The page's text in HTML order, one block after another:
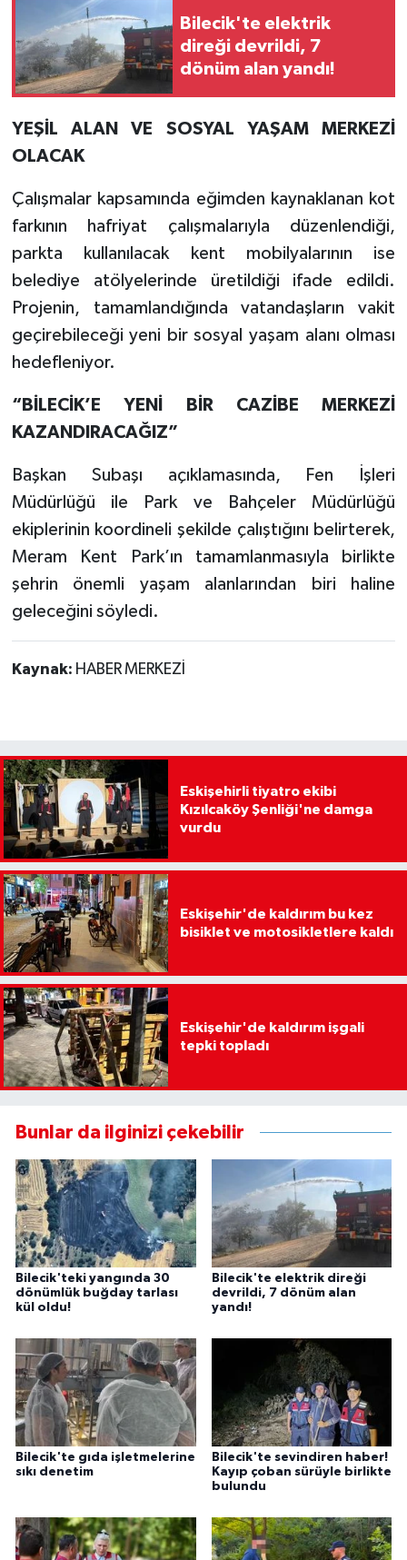
Bilecik'te elektrik
direği devrildi, 7
dönüm alan yandı!
YEŞİL ALAN VE SOSYAL YAŞAM MERKEZİ
OLACAK
Çalışmalar kapsamında eğimden kaynaklanan kot
farkının hafriyat çalışmalarıyla düzenlendiği,
parkta kullanılacak kent mobilyalarının ise
belediye atölyelerinde üretildiği ifade edildi.
Projenin, tamamlandığında vatandaşların vakit
geçirebileceği yeni bir sosyal yaşam alanı olması
hedefleniyor.
“BİLECİK’E YENİ BİR CAZİBE MERKEZİ
KAZANDIRACAĞIZ”
Başkan Subaşı açıklamasında, Fen İşleri
Müdürlüğü ile Park ve Bahçeler Müdürlüğü
ekiplerinin koordineli şekilde çalıştığını belirterek,
Meram Kent Park’ın tamamlanmasıyla birlikte
şehrin önemli yaşam alanlarından biri haline
geleceğini söyledi.
Kaynak: HABER MERKEZİ
Eskişehirli tiyatro ekibi
Kızılcaköy Şenliği'ne damga
vurdu
Eskişehir'de kaldırım bu kez
bisiklet ve motosikletlere kaldı
Eskişehir'de kaldırım işgali
tepki topladı
Bunlar da ilginizi çekebilir
Bilecik'teki yangında 30
dönümlük buğday tarlası
kül oldu!
Bilecik'te elektrik direği
devrildi, 7 dönüm alan
yandı!
Bilecik'te gıda işletmelerine
sıkı denetim
Bilecik'te sevindiren haber!
Kayıp çoban sürüyle birlikte
bulundu